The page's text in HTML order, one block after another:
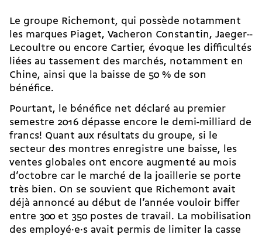
Le groupe Richemont, qui possède notamment
les marques Piaget, Vacheron Constantin, Jaeger-­
Lecoultre ou encore Cartier, évoque les difficultés
liées au tassement des marchés, notamment en
Chine, ainsi que la baisse de 50 % de son
bénéfice.
Pourtant, le bénéfice net déclaré au premier
semestre 2016 dépasse encore le demi-milliard de
francs! Quant aux résultats du groupe, si le
secteur des montres enregistre une baisse, les
ventes globales ont encore augmenté au mois
d’octobre car le marché de la joaillerie se porte
très bien. On se souvient que Richemont avait
déjà annoncé au début de l’année vouloir biffer
entre 300 et 350 postes de travail. La mobilisation
des employé·e·s avait permis de limiter la casse